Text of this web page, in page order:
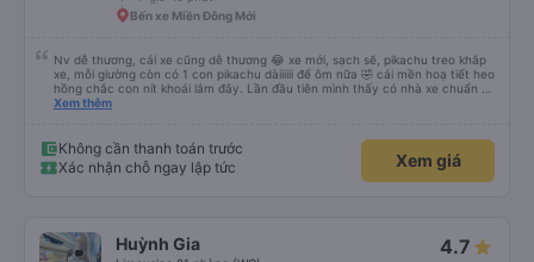
Bến xe Miền Đông Mới
Nv dễ thương, cái xe cũng dễ thương 😂 xe mới, sạch sẽ, pikachu treo khắp
xe, mỗi giường còn có 1 con pikachu dàiiiiii để ôm nữa 🤣 cái mền hoạ tiết heo
hồng chắc con nít khoái lắm đây. Lần đầu tiên mình thấy có nhà xe chuẩn bị
cả bàn chải đánh răng. Có 2 ông bà cụ lên xe còn được nv dẫn tới tận nơi để
Xem thêm
Không cần thanh toán trước
Xác nhận chỗ ngay lập tức
Xem giá
Huỳnh Gia 4.7